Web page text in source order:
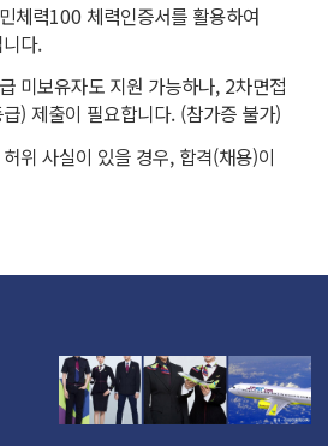
체력100 체력인증서를 활용하여
다.
미보유자도 지원 가능하나, 2차면접
) 제출이 필요합니다. (참가증 불가)
위 사실이 있을 경우, 합격(채용)이